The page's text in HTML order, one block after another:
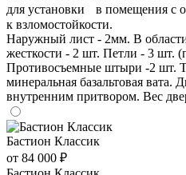
для установки в помещения с
к взломостойкости.
Наружный лист - 2мм. В
жесткости - 2 шт. Петли - 3 шт.
Противосъемные штыри -2 шт.
минеральная базальтовая вата.
внутренним притвором. Вес
Бастион Классик
от 84 000 ₽